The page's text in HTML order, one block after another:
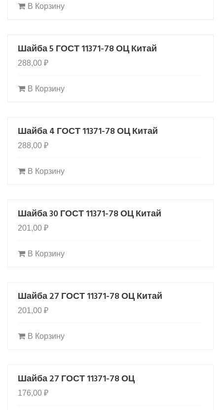
В Корзину
Шайба 5 ГОСТ 11371-78 ОЦ Китай
288,00 ₽
В Корзину
Шайба 4 ГОСТ 11371-78 ОЦ Китай
288,00 ₽
В Корзину
Шайба 30 ГОСТ 11371-78 ОЦ Китай
201,00 ₽
В Корзину
Шайба 27 ГОСТ 11371-78 ОЦ Китай
201,00 ₽
В Корзину
Шайба 27 ГОСТ 11371-78 ОЦ
176,00 ₽